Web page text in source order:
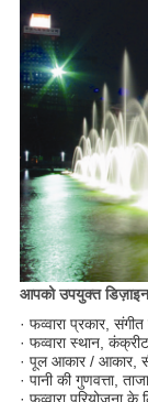
आपको उपयुक्त
· फव्वारा प्रकार,
· फव्वारा स्थान,
· पूल आकार / आकार,
· पानी की गुणवत्ता,